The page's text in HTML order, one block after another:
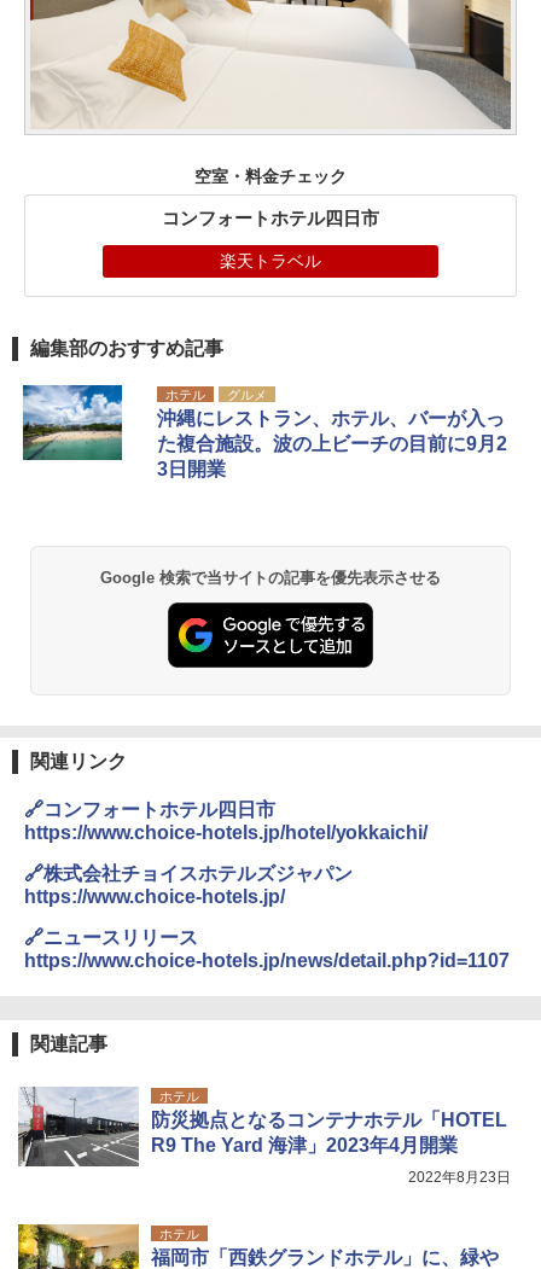
空室・料金チェック
コンフォートホテル四日市
楽天トラベル
編集部のおすすめ記事
ホテル グルメ
沖縄にレストラン、ホテル、バーが入っ
た複合施設。波の上ビーチの目前に9月2
3日開業
Google 検索で当サイトの記事を優先表示させる
関連リンク
🔗コンフォートホテル四日市
https://www.choice-hotels.jp/hotel/yokkaichi/
🔗株式会社チョイスホテルズジャパン
https://www.choice-hotels.jp/
🔗ニュースリリース
https://www.choice-hotels.jp/news/detail.php?id=1107
関連記事
ホテル
防災拠点となるコンテナホテル「HOTEL
R9 The Yard 海津」2023年4月開業
2022年8月23日
ホテル
福岡市「西鉄グランドホテル」に、緑や